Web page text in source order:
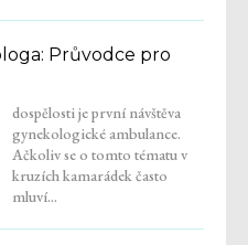
Průvodce pro
mluví...